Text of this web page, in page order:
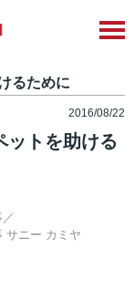
るために
2016/08/22
ットを助ける
サニー カミヤ